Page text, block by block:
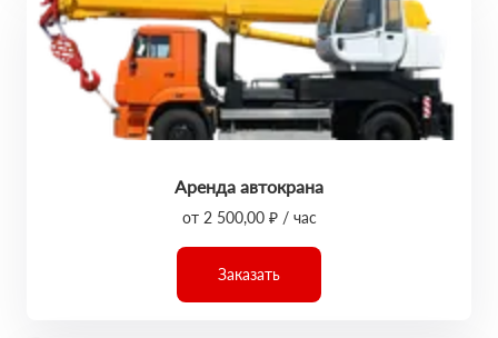
Аренда автокрана
от 2 500,00 ₽ / час
Заказать